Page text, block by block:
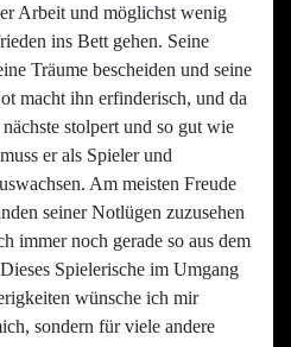
Arbeit und möglichst wenig
ins Bett gehen. Seine
Träume bescheiden und seine
macht ihn erfinderisch, und da
stolpert und so gut wie
er als Spieler und
Am meisten Freude
seiner Notlügen zuzusehen
immer noch gerade so aus dem
Spielerische im Umgang
wünsche ich mir
sondern für viele andere